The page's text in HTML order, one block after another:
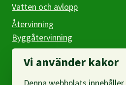
Vatten och avlopp
Återvinning
Byggåtervinning
FöretagVi använder kakor